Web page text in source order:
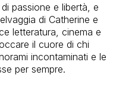
passione e libertà, e
di Catherine e
letteratura, cinema e
il cuore di chi
incontaminati e le
per sempre.